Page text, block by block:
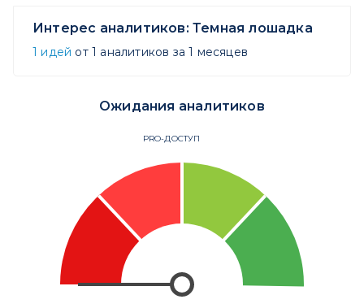
Интерес аналитиков: Темная лошадка
1 идей от 1 аналитиков за 1 месяцев
Ожидания аналитиков
PRO-ДОСТУП